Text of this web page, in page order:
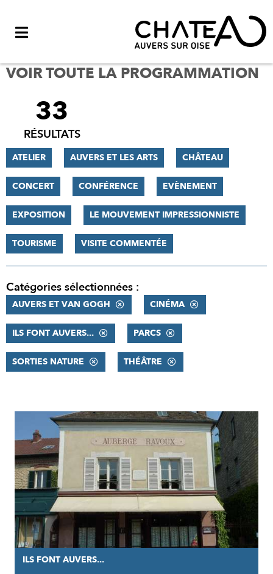
VOIR TOUTE LA PROGRAMMATION
FILTRER
RÉSULTATS
33
RÉSULTATS
ATELIER AUVERS ET LES ARTS CHÂTEAU
CONCERT CONFÉRENCE EVÈNEMENT
EXPOSITION LE MOUVEMENT IMPRESSIONNISTE
TOURISME VISITE COMMENTÉE
Catégories sélectionnées :
AUVERS ET VAN GOGH CINÉMA
ILS FONT AUVERS... PARCS
SORTIES NATURE THÉÂTRE
RÉSULTATS
ILS FONT AUVERS...